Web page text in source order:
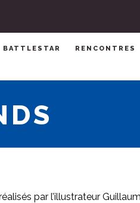
BATTLESTAR RENCONTRES
par l’illustrateur